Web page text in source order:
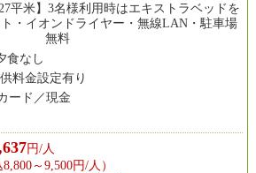
平米】3名様利用時はエキストラベッドを
・イオンドライヤー・無線LAN・駐車場
無料
食なし
料金設定有り
ード／現金
円/人
8,800～9,500円/人）